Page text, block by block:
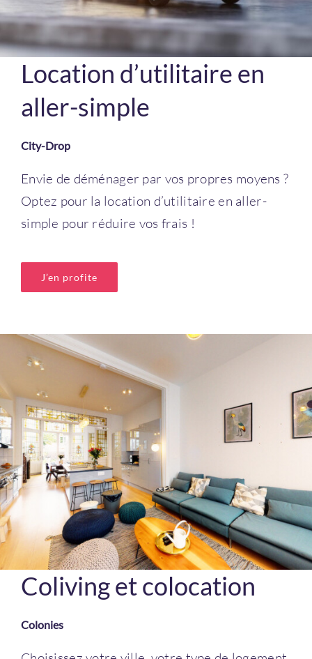
Location d’utilitaire en
aller-simple
City-Drop
Envie de déménager par vos propres moyens ?
Optez pour la location d’utilitaire en aller-
simple pour réduire vos frais !
J’en profite
Coliving et colocation
Colonies